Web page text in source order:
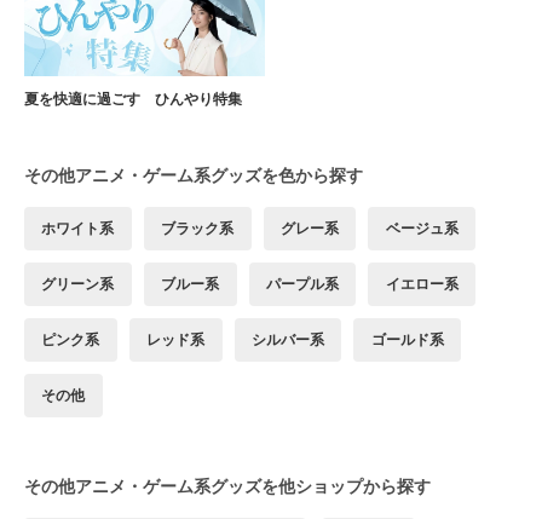
夏を快適に過ごす ひんやり特集
その他アニメ・ゲーム系グッズを色から探す
ホワイト系 ブラック系 グレー系 ベージュ系
グリーン系 ブルー系 パープル系 イエロー系
ピンク系 レッド系 シルバー系 ゴールド系
その他
その他アニメ・ゲーム系グッズを他ショップから探す